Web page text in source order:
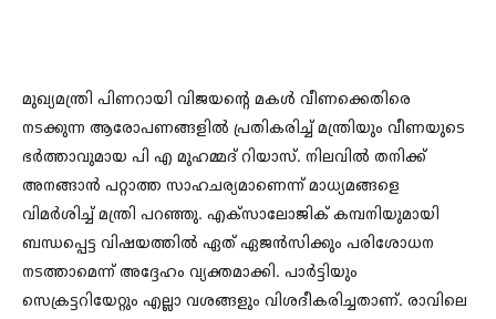
മുഖ്യമന്ത്രി പിണറായി വിജയന്റെ മകൾ വീണക്കെതിരെ
നടക്കുന്ന ആരോപണങ്ങളിൽ പ്രതികരിച്ച് മന്ത്രിയും വീണയുടെ
ഭർത്താവുമായ പി എ മുഹമ്മദ് റിയാസ്. നിലവിൽ തനിക്ക്
അനങ്ങാൻ പറ്റാത്ത സാഹചര്യമാണെന്ന് മാധ്യമങ്ങളെ
വിമർശിച്ച് മന്ത്രി പറഞ്ഞു. എക്സാലോജിക് കമ്പനിയുമായി
ബന്ധപ്പെട്ട വിഷയത്തിൽ ഏത് ഏജൻസിക്കും പരിശോധന
നടത്താമെന്ന് അദ്ദേഹം വ്യക്തമാക്കി. പാർട്ടിയും
സെക്രട്ടറിയേറ്റും എല്ലാ വശങ്ങളും വിശദീകരിച്ചതാണ്. രാവിലെ